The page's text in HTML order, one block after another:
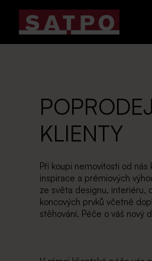
KLIENTY
Při koupi nemovitosti od
inspirace a prémiových
ze světa designu, interiéru,
koncových prvků včetně
stěhování. Péče o váš nový